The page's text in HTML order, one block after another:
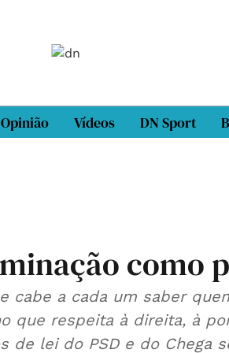
Opinião Vídeos DN Sport
como
cabe a cada um saber
que respeita à direita, à
de lei do PSD e do Chega